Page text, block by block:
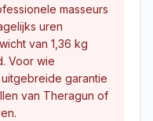
masseurs
uren
van 1,36 kg
Voor wie
garantie
van Theragun of